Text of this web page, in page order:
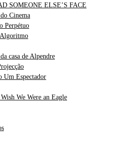
SOMEONE ELSE’S FACE
Cinema
Perpétuo
casa de Alpendre
Um Espectador
We Were an Eagle